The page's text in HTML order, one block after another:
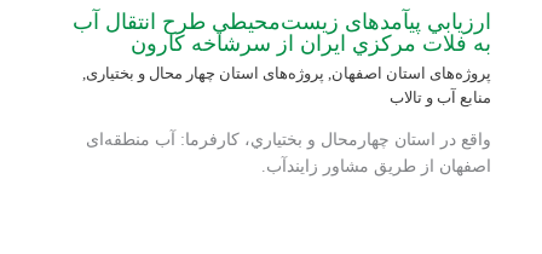
ارزيابي پی‏آمدهای زيست‏‌محيطي طرح انتقال آب
به فلات مركزي ايران از سرشاخه كارون
پروژه‌های استان اصفهان, پروژه‌های استان چهار محال و بختیاری,
منابع آب و تالاب
واقع در استان چهارمحال و بختياري، کارفرما: آب منطقه‌ای
اصفهان از طریق مشاور زایندآب.